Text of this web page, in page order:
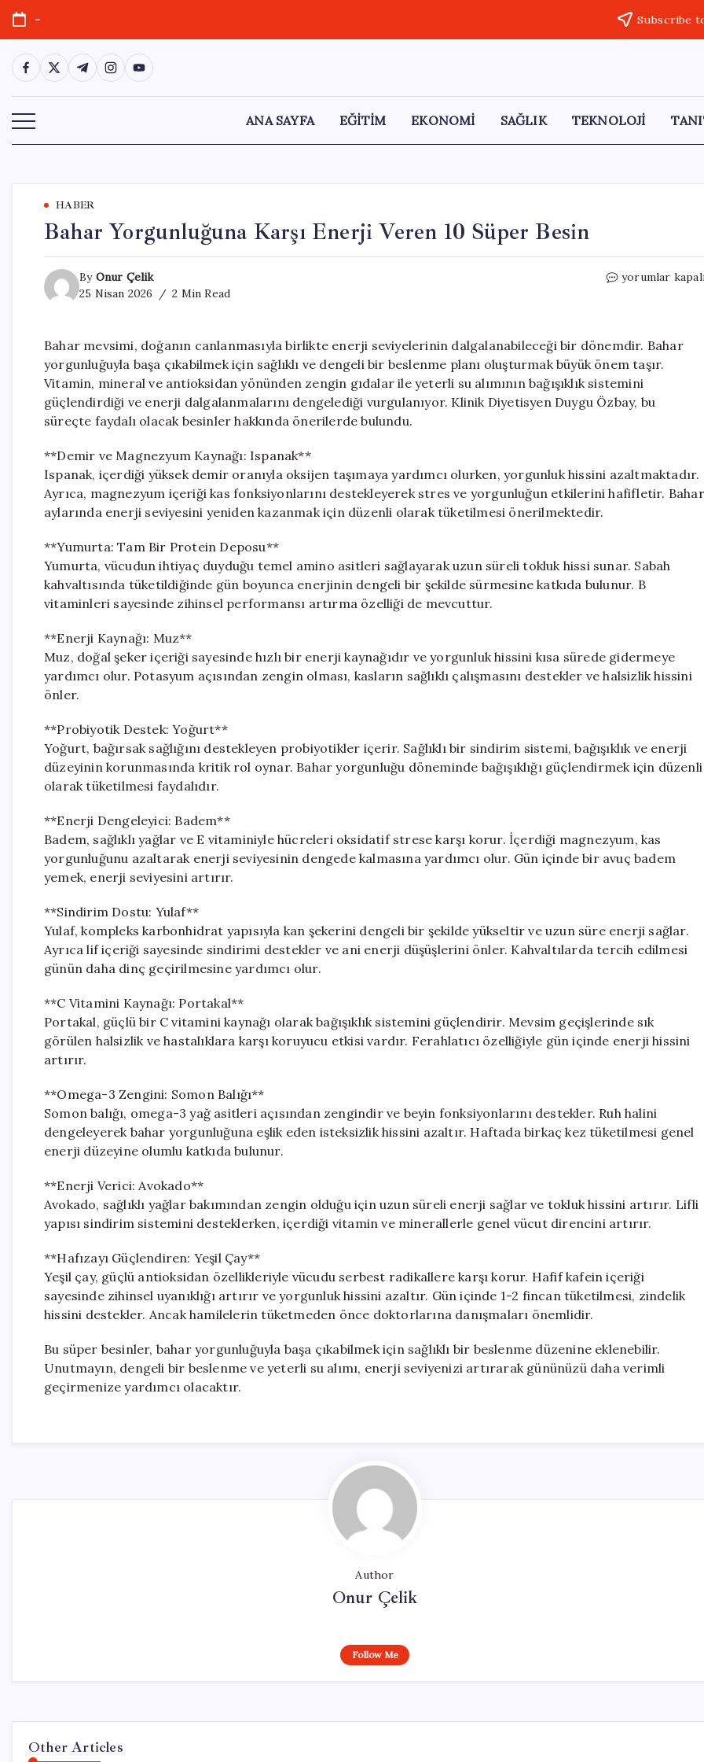
Skip
content
- Subscribe
https://www.facebook.com/
https://twitter.com/
https://t.me/
https://www.instagram.com/
https://youtube.com/
ANA SAYFA EĞİTİM EKONOMİ SAĞLIK TEKNOLOJİ
HABER
Bahar Yorgunluğuna Karşı Enerji Veren 10 Süper Besin
By Onur Çelik
25 Nisan 2026
2 Min Read
Bahar
Veren
Süper
Besin
için
yorumlar
Bahar mevsimi, doğanın canlanmasıyla birlikte enerji seviyelerinin dalgalanabileceği bir dönemdir. Bahar
yorgunluğuyla başa çıkabilmek için sağlıklı ve dengeli bir beslenme planı oluşturmak büyük önem taşır.
Vitamin, mineral ve antioksidan yönünden zengin gıdalar ile yeterli su alımının bağışıklık sistemini
güçlendirdiği ve enerji dalgalanmalarını dengelediği vurgulanıyor. Klinik Diyetisyen Duygu Özbay, bu
süreçte faydalı olacak besinler hakkında önerilerde bulundu.
**Demir ve Magnezyum Kaynağı: Ispanak**
Ispanak, içerdiği yüksek demir oranıyla oksijen taşımaya yardımcı olurken, yorgunluk hissini azaltmaktadır.
Ayrıca, magnezyum içeriği kas fonksiyonlarını destekleyerek stres ve yorgunluğun etkilerini hafifletir. Bahar
aylarında enerji seviyesini yeniden kazanmak için düzenli olarak tüketilmesi önerilmektedir.
**Yumurta: Tam Bir Protein Deposu**
Yumurta, vücudun ihtiyaç duyduğu temel amino asitleri sağlayarak uzun süreli tokluk hissi sunar. Sabah
kahvaltısında tüketildiğinde gün boyunca enerjinin dengeli bir şekilde sürmesine katkıda bulunur. B
vitaminleri sayesinde zihinsel performansı artırma özelliği de mevcuttur.
**Enerji Kaynağı: Muz**
Muz, doğal şeker içeriği sayesinde hızlı bir enerji kaynağıdır ve yorgunluk hissini kısa sürede gidermeye
yardımcı olur. Potasyum açısından zengin olması, kasların sağlıklı çalışmasını destekler ve halsizlik hissini
önler.
**Probiyotik Destek: Yoğurt**
Yoğurt, bağırsak sağlığını destekleyen probiyotikler içerir. Sağlıklı bir sindirim sistemi, bağışıklık ve enerji
düzeyinin korunmasında kritik rol oynar. Bahar yorgunluğu döneminde bağışıklığı güçlendirmek için düzenli
olarak tüketilmesi faydalıdır.
**Enerji Dengeleyici: Badem**
Badem, sağlıklı yağlar ve E vitaminiyle hücreleri oksidatif strese karşı korur. İçerdiği magnezyum, kas
yorgunluğunu azaltarak enerji seviyesinin dengede kalmasına yardımcı olur. Gün içinde bir avuç badem
yemek, enerji seviyesini artırır.
**Sindirim Dostu: Yulaf**
Yulaf, kompleks karbonhidrat yapısıyla kan şekerini dengeli bir şekilde yükseltir ve uzun süre enerji sağlar.
Ayrıca lif içeriği sayesinde sindirimi destekler ve ani enerji düşüşlerini önler. Kahvaltılarda tercih edilmesi
günün daha dinç geçirilmesine yardımcı olur.
**C Vitamini Kaynağı: Portakal**
Portakal, güçlü bir C vitamini kaynağı olarak bağışıklık sistemini güçlendirir. Mevsim geçişlerinde sık
görülen halsizlik ve hastalıklara karşı koruyucu etkisi vardır. Ferahlatıcı özelliğiyle gün içinde enerji hissini
artırır.
**Omega-3 Zengini: Somon Balığı**
Somon balığı, omega-3 yağ asitleri açısından zengindir ve beyin fonksiyonlarını destekler. Ruh halini
dengeleyerek bahar yorgunluğuna eşlik eden isteksizlik hissini azaltır. Haftada birkaç kez tüketilmesi genel
enerji düzeyine olumlu katkıda bulunur.
**Enerji Verici: Avokado**
Avokado, sağlıklı yağlar bakımından zengin olduğu için uzun süreli enerji sağlar ve tokluk hissini artırır. Lifli
yapısı sindirim sistemini desteklerken, içerdiği vitamin ve minerallerle genel vücut direncini artırır.
**Hafızayı Güçlendiren: Yeşil Çay**
Yeşil çay, güçlü antioksidan özellikleriyle vücudu serbest radikallere karşı korur. Hafif kafein içeriği
sayesinde zihinsel uyanıklığı artırır ve yorgunluk hissini azaltır. Gün içinde 1-2 fincan tüketilmesi, zindelik
hissini destekler. Ancak hamilelerin tüketmeden önce doktorlarına danışmaları önemlidir.
Bu süper besinler, bahar yorgunluğuyla başa çıkabilmek için sağlıklı bir beslenme düzenine eklenebilir.
Unutmayın, dengeli bir beslenme ve yeterli su alımı, enerji seviyenizi artırarak gününüzü daha verimli
geçirmenize yardımcı olacaktır.
Author
Onur Çelik
Follow Me
Other Articles